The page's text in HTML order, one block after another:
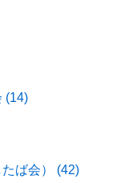
(14)
ば会） (42)